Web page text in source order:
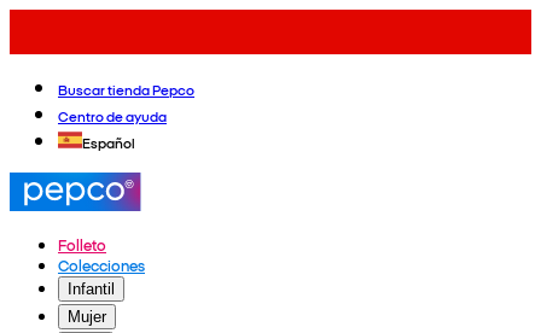
Buscar tienda Pepco
Centro de ayuda
Español
Folleto
Colecciones
Infantil
Mujer